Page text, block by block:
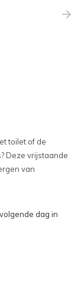
toilet of de
Deze vrijstaande
van
dag in